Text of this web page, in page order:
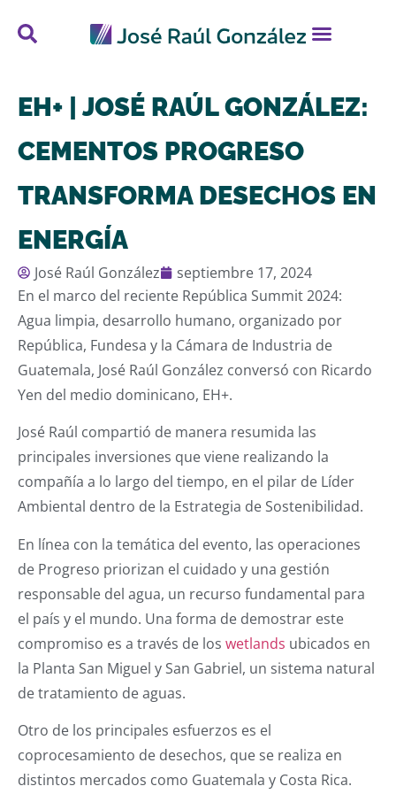
EH+ | JOSÉ RAÚL GONZÁLEZ:
CEMENTOS PROGRESO
TRANSFORMA DESECHOS EN
ENERGÍA
José Raúl González
septiembre 17, 2024
En el marco del reciente República Summit 2024:
Agua limpia, desarrollo humano, organizado por
República, Fundesa y la Cámara de Industria de
Guatemala, José Raúl González conversó con Ricardo
Yen del medio dominicano, EH+.
José Raúl compartió de manera resumida las
principales inversiones que viene realizando la
compañía a lo largo del tiempo, en el pilar de Líder
Ambiental dentro de la Estrategia de Sostenibilidad.
En línea con la temática del evento, las operaciones
de Progreso priorizan el cuidado y una gestión
responsable del agua, un recurso fundamental para
el país y el mundo. Una forma de demostrar este
compromiso es a través de los wetlands ubicados en
la Planta San Miguel y San Gabriel, un sistema natural
de tratamiento de aguas.
Otro de los principales esfuerzos es el
coprocesamiento de desechos, que se realiza en
distintos mercados como Guatemala y Costa Rica.